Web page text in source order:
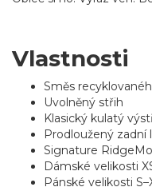
Vlastnosti
Směs
Uvolněný střih
Klasický kulatý
Prodloužený zadní
Signature
Dámské velikosti
Pánské velikosti